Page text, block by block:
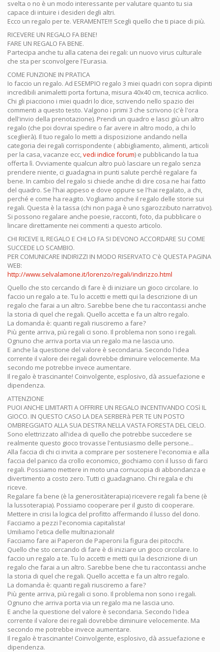
svelta o no è un modo interessante per valutare quanto tu sia
capace di intuire i desideri degli altri.
Ecco un regalo per te. VERAMENTE!!! Scegli quello che ti piace di più.
RICEVERE UN REGALO FA BENE!
FARE UN REGALO FA BENE.
Partecipa anche tu alla catena dei regali: un nuovo virus culturale
che sta per sconvolgere l'Eurasia.
COME FUNZIONE IN PRATICA
Io faccio un regalo. Ad ESEMPIO regalo 3 miei quadri con sopra dipinti
incredibili animaletti porta fortuna, misura 40x40 cm, tecnica acrilico.
Chi gli piacciono i miei quadri lo dice, scrivendo nello spazio dei
commenti a questo testo. Valgono i primi 3 che scrivono (c'è l'ora
dell'invio della prenotazione). Prendi un quadro e lasci giù un altro
regalo (che poi dovrai spedire o far avere in altro modo, a chi lo
sceglierà). Il tuo regalo lo metti a disposizione andando nella
categoria dei regali corrispondente ( abbigliamento, alimenti, articoli
per la casa, vacanze ecc,vedi indice forum) e pubblicando la tua
offerta lì. Ovviamente qualcun altro può lasciare un regalo senza
prendere niente, ci guadagna in punti salute perché regalare fa
bene. In cambio del regalo si chiede anche di dire cosa ne hai fatto
del quadro. Se l'hai appeso e dove oppure se l'hai regalato, a chi,
perché e come ha reagito. Vogliamo anche il regalo delle storie sui
regali. Questa è la tassa (chi non paga è uno sgarozzibuto narrativo).
Si possono regalare anche poesie, racconti, foto, da pubblicare o
lincare direttamente nei commenti a questo articolo.
CHI RICEVE IL REGALO E CHI LO FA SI DEVONO ACCORDARE SU COME
SUCCEDE LO SCAMBIO.
PER COMUNICARE INDIRIZZI IN MODO RISERVATO C'è QUESTA PAGINA
WEB:
http://www.selvalamone.it/lorenzo/regali/indirizzo.html
Quello che sto cercando di fare è di iniziare un gioco circolare. Io
faccio un regalo a te. Tu lo accetti e metti qui la descrizione di un
regalo che farai a un altro. Sarebbe bene che tu raccontassi anche
la storia di quel che regali. Quello accetta e fa un altro regalo.
La domanda è: quanti regali riusciremo a fare?
Più gente arriva, più regali ci sono. Il problema non sono i regali.
Ognuno che arriva porta via un regalo ma ne lascia uno.
E anche la questione del valore è secondaria. Secondo l'idea
corrente il valore dei regali dovrebbe diminuire velocemente. Ma
secondo me potrebbe invece aumentare.
Il regalo è trascinante! Coinvolgente, esplosivo, dà assuefazione e
dipendenza.
ATTENZIONE
PUOI ANCHE LIMITARTI A OFFRIRE UN REGALO INCENTIVANDO COSì IL
GIOCO. IN QUESTO CASO LA DEA SERBERà PER TE UN POSTO
OMBREGGIATO ALLA SUA DESTRA NELLA VASTA FORESTA DEL CIELO.
Sono elettrizzato all'idea di quello che potrebbe succedere se
realmente questo gioco trovasse l'entusiasmo delle persone...
Alla faccia di chi ci invita a comprare per sostenere l'economia e alla
faccia del panico da crollo economico, giochiamo con il lusso di farci
regali. Possiamo mettere in moto una cornucopia di abbondanza e
divertimento a costo zero. Tutti ci guadagnano. Chi regala e chi
riceve.
Regalare fa bene (è la generositàterapia) ricevere regali fa bene (è
la lussoterapia). Possiamo cooperare per il gusto di cooperare.
Mettere in crisi la logica del profitto affermando il lusso del dono.
Facciamo a pezzi l'economia capitalista!
Umiliamo l'etica delle multinazionali!
Facciamo fare ai Paperon de Paperoni la figura dei pitocchi.
Quello che sto cercando di fare è di iniziare un gioco circolare. Io
faccio un regalo a te. Tu lo accetti e metti qui la descrizione di un
regalo che farai a un altro. Sarebbe bene che tu raccontassi anche
la storia di quel che regali. Quello accetta e fa un altro regalo.
La domanda è: quanti regali riusciremo a fare?
Più gente arriva, più regali ci sono. Il problema non sono i regali.
Ognuno che arriva porta via un regalo ma ne lascia uno.
E anche la questione del valore è secondaria. Secondo l'idea
corrente il valore dei regali dovrebbe diminuire velocemente. Ma
secondo me potrebbe invece aumentare.
Il regalo è trascinante! Coinvolgente, esplosivo, dà assuefazione e
dipendenza.